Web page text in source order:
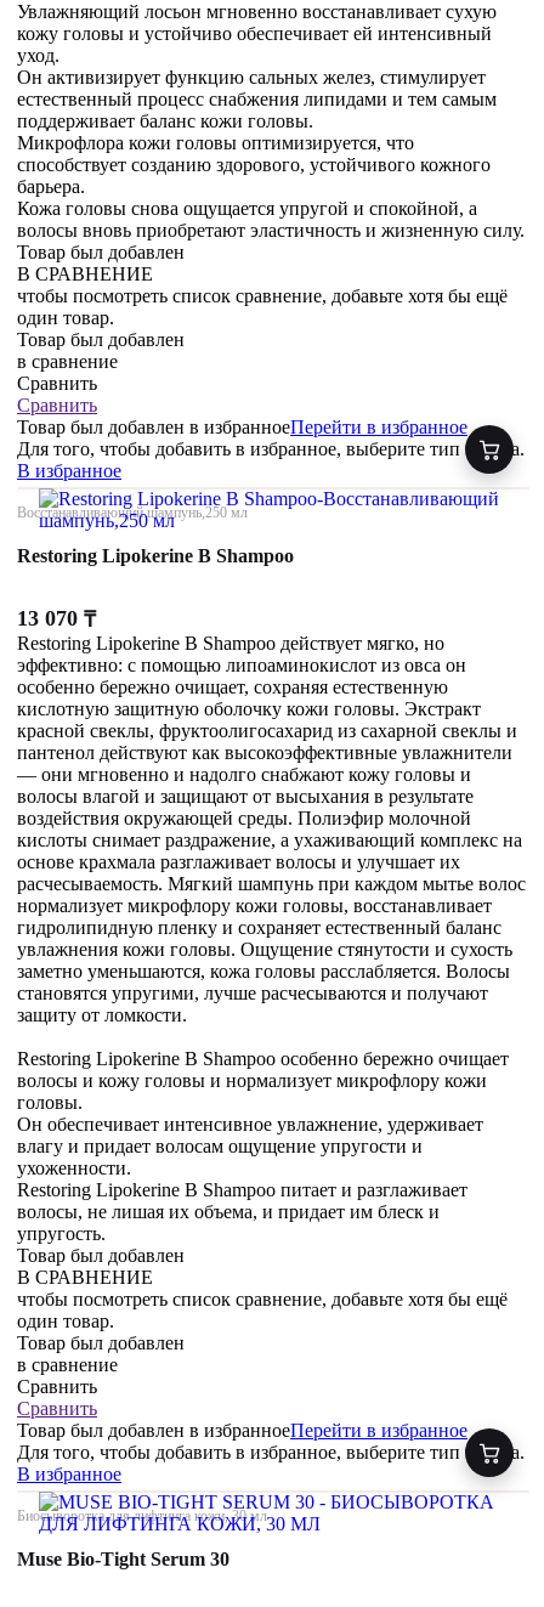
Увлажняющий лосьон мгновенно восстанавливает сухую
кожу головы и устойчиво обеспечивает ей интенсивный
уход.
Он активизирует функцию сальных желез, стимулирует
естественный процесс снабжения липидами и тем самым
поддерживает баланс кожи головы.
Микрофлора кожи головы оптимизируется, что
способствует созданию здорового, устойчивого кожного
барьера.
Кожа головы снова ощущается упругой и спокойной, а
волосы вновь приобретают эластичность и жизненную силу.
Товар был добавлен
В СРАВНЕНИЕ
чтобы посмотреть список сравнение, добавьте хотя бы ещё
один товар.
Товар был добавлен
в сравнение
Сравнить
Сравнить
Товар был добавлен в избранноеПерейти в избранное
Для того, чтобы добавить в избранное, выберите тип товара.
В избранное
Восстанавливающий шампунь,250 мл
Restoring Lipokerine B Shampoo
13 070 ₸
Restoring Lipokerine B Shampoo действует мягко, но
эффективно: с помощью липоаминокислот из овса он
особенно бережно очищает, сохраняя естественную
кислотную защитную оболочку кожи головы. Экстракт
красной свеклы, фруктоолигосахарид из сахарной свеклы и
пантенол действуют как высокоэффективные увлажнители
— они мгновенно и надолго снабжают кожу головы и
волосы влагой и защищают от высыхания в результате
воздействия окружающей среды. Полиэфир молочной
кислоты снимает раздражение, а ухаживающий комплекс на
основе крахмала разглаживает волосы и улучшает их
расчесываемость. Мягкий шампунь при каждом мытье волос
нормализует микрофлору кожи головы, восстанавливает
гидролипидную пленку и сохраняет естественный баланс
увлажнения кожи головы. Ощущение стянутости и сухость
заметно уменьшаются, кожа головы расслабляется. Волосы
становятся упругими, лучше расчесываются и получают
защиту от ломкости.
Restoring Lipokerine B Shampoo особенно бережно очищает
волосы и кожу головы и нормализует микрофлору кожи
головы.
Он обеспечивает интенсивное увлажнение, удерживает
влагу и придает волосам ощущение упругости и
ухоженности.
Restoring Lipokerine B Shampoo питает и разглаживает
волосы, не лишая их объема, и придает им блеск и
упругость.
Товар был добавлен
В СРАВНЕНИЕ
чтобы посмотреть список сравнение, добавьте хотя бы ещё
один товар.
Товар был добавлен
в сравнение
Сравнить
Сравнить
Товар был добавлен в избранноеПерейти в избранное
Для того, чтобы добавить в избранное, выберите тип товара.
В избранное
Биосыворотка для лифтинга кожи, 30 мл
Muse Bio-Tight Serum 30